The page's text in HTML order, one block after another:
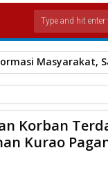
Masyarakat,
Kelurahan
Korban
Kurao